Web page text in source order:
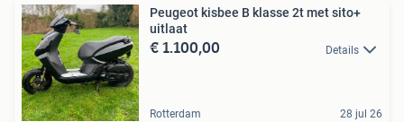
Peugeot kisbee B klasse 2t met sito+
uitlaat
€ 1.100,00 Details
Rotterdam 28 jul 26